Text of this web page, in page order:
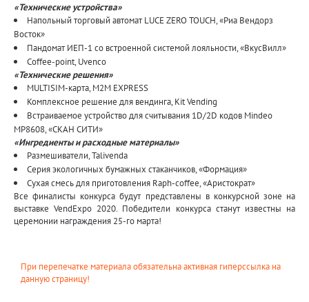
«Технические устройства»
Напольный торговый автомат LUCE ZERO TOUCH, «Риа Вендорз
Восток»
Пандомат ИЕП-1 со встроенной системой лояльности, «ВкусВилл»
Coffee-point, Uvenco
«Технические решения»
MULTISIM-карта, M2M EXPRESS
Комплексное решение для вендинга, Kit Vending
Встраиваемое устройство для считывания 1D/2D кодов Mindeo
MP8608, «СКАН СИТИ»
«Ингредиенты и расходные материалы»
Размешиватели, Talivenda
Серия экологичных бумажных стаканчиков, «Формация»
Сухая смесь для приготовления Raph-coffee, «Аристократ»
Все финалисты конкурса будут представлены в конкурсной зоне на
выставке VendExpo 2020. Победители конкурса станут известны на
церемонии награждения 25-го марта!
При перепечатке материала обязательна активная гиперссылка на
данную страницу!